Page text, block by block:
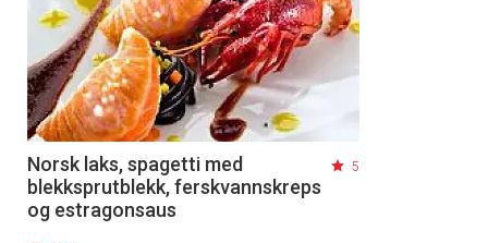
Norsk laks, spagetti med
blekksprutblekk, ferskvannskreps
og estragonsaus
5